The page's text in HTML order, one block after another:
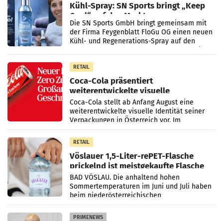
Kühl-Spray: SN Sports bringt „Keep
Cool“ auf den Markt
Die SN Sports GmbH bringt gemeinsam mit
der Firma Feygenblatt FloGu OG einen neuen
Kühl- und Regenerations-Spray auf den
RETAIL
Coca-Cola präsentiert
weiterentwickelte visuelle
Markenidentität
Coca-Cola stellt ab Anfang August eine
weiterentwickelte visuelle Identität seiner
Verpackungen in Österreich vor. Im
Mittelpunkt des Redesigns stehen zentrale
Gestaltungselemente
RETAIL
Vöslauer 1,5-Liter-rePET-Flasche
prickelnd ist meistgekaufte Flasche
Österreichs
BAD VÖSLAU. Die anhaltend hohen
Sommertemperaturen im Juni und Juli haben
beim niederösterreichischen
Getränkehersteller Vöslauer zu deutlichen
Absatzzuwächsen geführt. Während
PRIMENEWS